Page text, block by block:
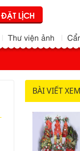
ĐẶT LỊCH
Thư viện ảnh
BÀI VIẾT